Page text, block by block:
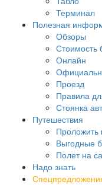
Терминал
Полезная
Обзоры
Стоимость
Онлайн
Проезд
Правила
Стоянка
Путешествия
Выгодные
Полет на
Надо знать